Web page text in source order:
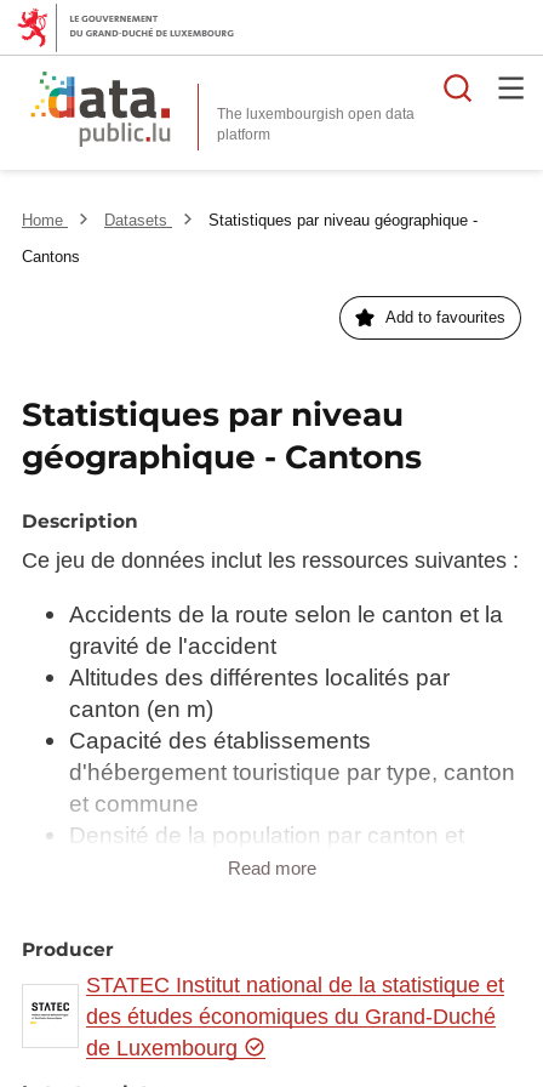
The luxembourgish open data
platform
Home Datasets
Statistiques par niveau géographique -
Cantons
Add to favourites
Statistiques par niveau
géographique - Cantons
Description
Ce jeu de données inclut les ressources suivantes :
Accidents de la route selon le canton et la
gravité de l'accident
Altitudes des différentes localités par
canton (en m)
Capacité des établissements
d'hébergement touristique par type, canton
et commune
Densité de la population par canton et
commune au 1er janvier (Habitants par
1901 - 2006
Emploi et chômage par canton et
commune
Exploitations agricoles et viticoles par
Read more
Producer
STATEC Institut national de la statistique et
des études économiques du Grand-Duché
de Luxembourg